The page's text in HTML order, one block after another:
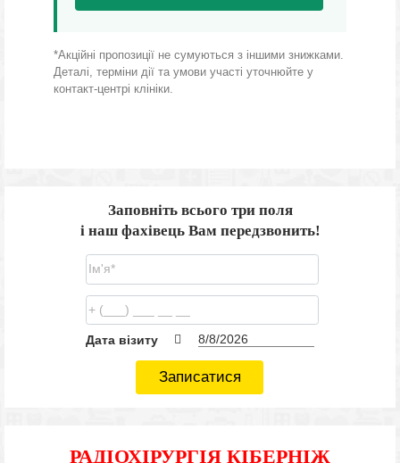
*Акційні пропозиції не сумуються з іншими знижками.
Деталі, терміни дії та умови участі уточнюйте у
контакт-центрі клініки.
Заповніть всього три поля
і наш фахівець Вам передзвонить!
Дата візиту
Записатися
РАДІОХІРУРГІЯ КІБЕРНІЖ